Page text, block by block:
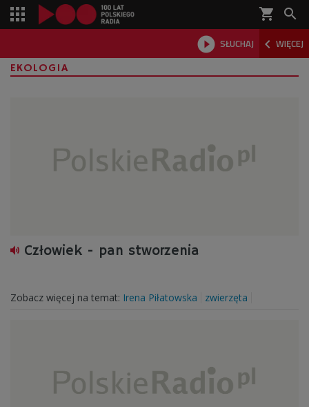
shopping_cart 
 SŁUCHAJ  WIĘCEJ

EKOLOGIA
Człowiek - pan stworzenia
Zobacz więcej na temat: Irena Piłatowska zwierzęta